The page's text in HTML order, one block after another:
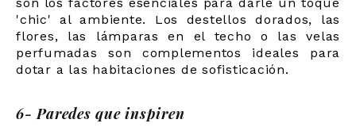
'chic' al ambiente. Los destellos dorados, las
flores, las lámparas en el techo o las velas
perfumadas son complementos ideales para
dotar a las habitaciones de sofisticación.
6- Paredes que inspiren